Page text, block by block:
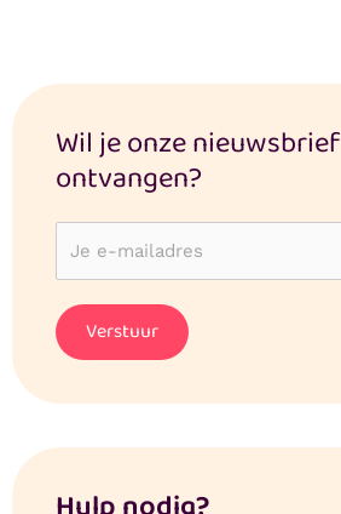
Wil je onze nieuwsbrief
ontvangen?